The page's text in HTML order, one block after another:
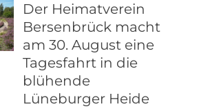
Der Heimatverein
Bersenbrück macht
am 30. August eine
Tagesfahrt in die
blühende
Lüneburger Heide